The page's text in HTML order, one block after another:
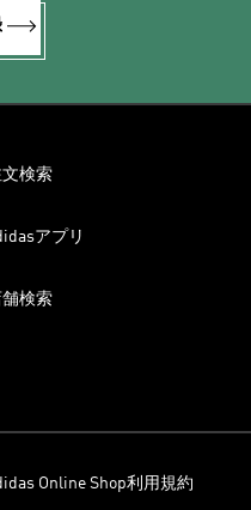
検索
アプリ
舗検索
Online Shop利用規約